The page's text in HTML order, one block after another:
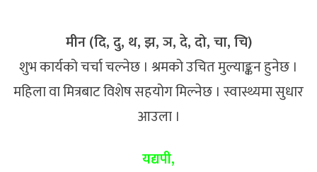
मीन (दि, दु, थ, झ, ञ, दे, दो, चा, चि)
शुभ कार्यको चर्चा चल्नेछ । श्रमको उचित मुल्याङ्कन हुनेछ ।
महिला वा मित्रबाट विशेष सहयोग मिल्नेछ । स्वास्थ्यमा सुधार
आउला ।
यद्यपी,